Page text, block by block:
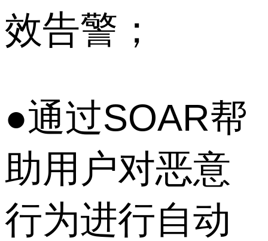
效告警；
●通过SOAR帮
助用户对恶意
行为进行自动